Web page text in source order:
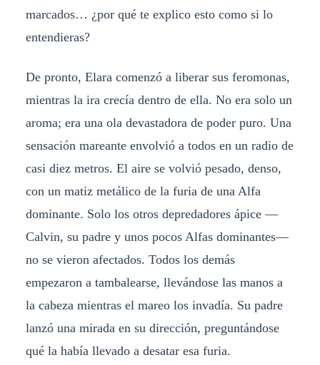
marcados… ¿por qué te explico esto como si lo
entendieras?
De pronto, Elara comenzó a liberar sus feromonas,
mientras la ira crecía dentro de ella. No era solo un
aroma; era una ola devastadora de poder puro. Una
sensación mareante envolvió a todos en un radio de
casi diez metros. El aire se volvió pesado, denso,
con un matiz metálico de la furia de una Alfa
dominante. Solo los otros depredadores ápice —
Calvin, su padre y unos pocos Alfas dominantes—
no se vieron afectados. Todos los demás
empezaron a tambalearse, llevándose las manos a
la cabeza mientras el mareo los invadía. Su padre
lanzó una mirada en su dirección, preguntándose
qué la había llevado a desatar esa furia.